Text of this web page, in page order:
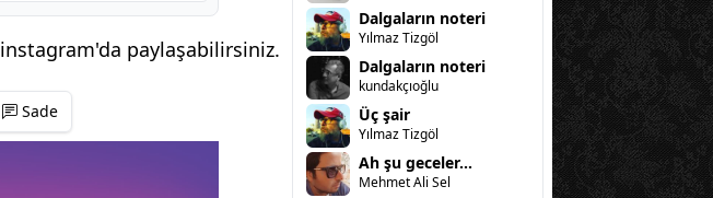
instagram'da paylaşabilirsiniz.
Sade
Dalgaların noteri
Yılmaz Tizgöl
Dalgaların noteri
kundakçıoğlu
Üç şair
Yılmaz Tizgöl
Ah şu geceler...
Mehmet Ali Sel